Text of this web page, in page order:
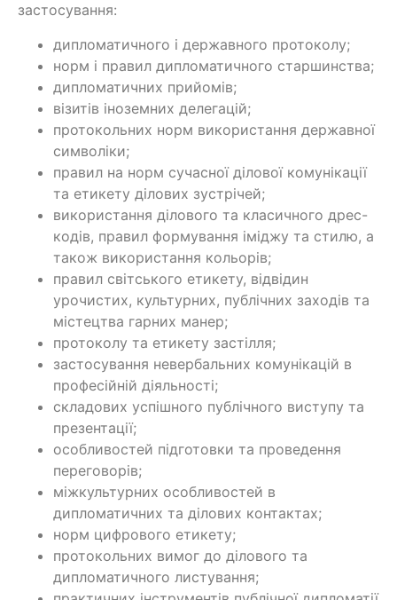
застосування:
дипломатичного і державного протоколу;
норм і правил дипломатичного старшинства;
дипломатичних прийомів;
візитів іноземних делегацій;
протокольних норм використання державної
символіки;
правил на норм сучасної ділової комунікації
та етикету ділових зустрічей;
використання ділового та класичного дрес-
кодів, правил формування іміджу та стилю, а
також використання кольорів;
правил світського етикету, відвідин
урочистих, культурних, публічних заходів та
містецтва гарних манер;
протоколу та етикету застілля;
застосування невербальних комунікацій в
професійній діяльності;
складових успішного публічного виступу та
презентації;
особливостей підготовки та проведення
переговорів;
міжкультурних особливостей в
дипломатичних та ділових контактах;
норм цифрового етикету;
протокольних вимог до ділового та
дипломатичного листування;